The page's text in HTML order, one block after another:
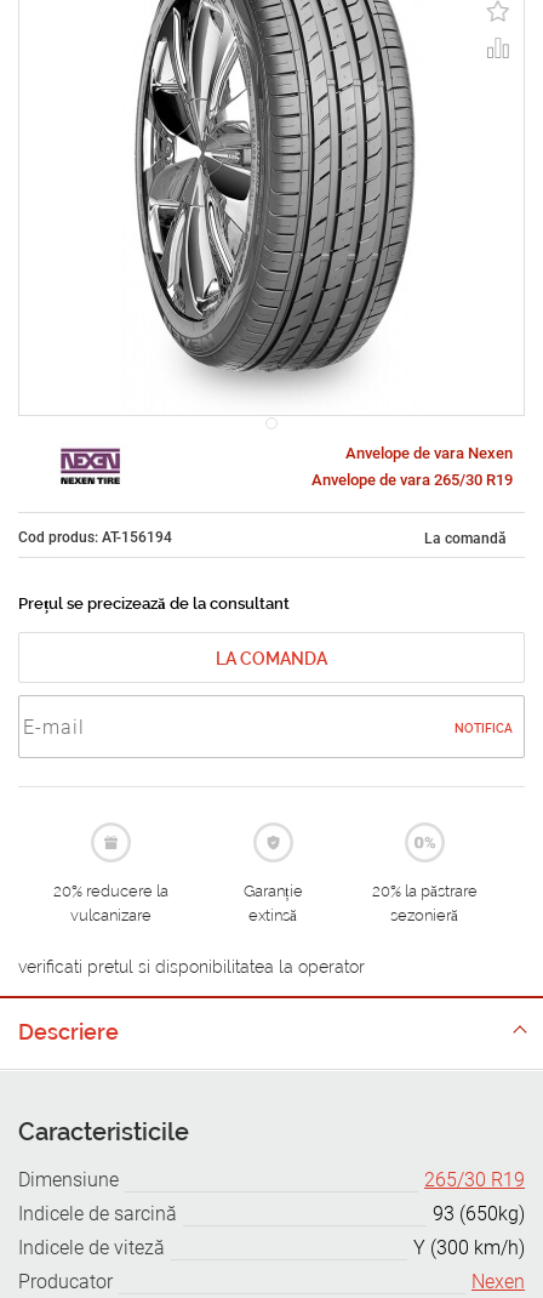
Anvelope de vara Nexen
Anvelope de vara 265/30 R19
Cod produs: AT-156194 La comandă
Prețul se precizează de la consultant
LA COMANDA
NOTIFICA
20% reducere la
vulcanizare
Garanție
extinsă
20% la păstrare
sezonieră
verificati pretul si disponibilitatea la operator
Descriere
Caracteristicile
Dimensiune
265/30 R19
Indicele de sarcină
93 (650kg)
Indicele de viteză
Y (300 km/h)
Producator
Nexen